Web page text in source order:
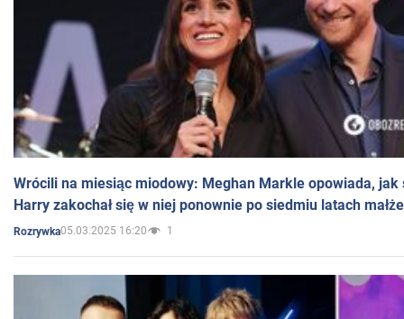
Wrócili na miesiąc miodowy: Meghan Markle opowiada, jak
Harry zakochał się w niej ponownie po siedmiu latach
Rozrywka05.03.2025 16:20 1